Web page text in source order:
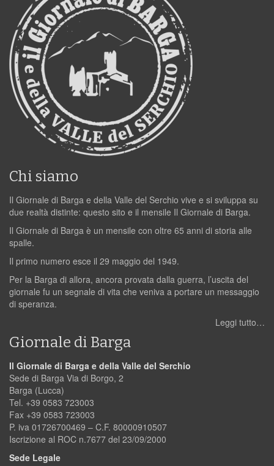
Chi siamo
Il Giornale di Barga e della Valle del Serchio vive e si sviluppa su
due realtà distinte: questo sito e il mensile Il Giornale di Barga.
Il Giornale di Barga è un mensile con oltre 65 anni di storia alle
spalle.
Il primo numero esce il 29 maggio del 1949.
Per la Barga di allora, ancora provata dalla guerra, l’uscita del
giornale fu un segnale di vita che veniva a portare un messaggio
di speranza.
Leggi tutto…
Giornale di Barga
Il Giornale di Barga e della Valle del Serchio
Sede di Barga Via di Borgo, 2
Barga (Lucca)
Tel. +39 0583 723003
Fax +39 0583 723003
P. iva 01726700469 – C.F. 80000910507
Iscrizione al ROC n.7677 del 23/09/2000
Sede Legale